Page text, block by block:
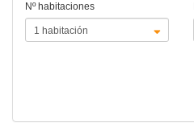
Nº habitaciones